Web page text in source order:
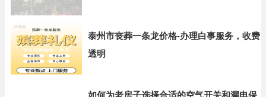
泰州市丧葬一条龙价格-办理白事服务，收费
透明
如何为老房子选择合适的空气开关和漏电保